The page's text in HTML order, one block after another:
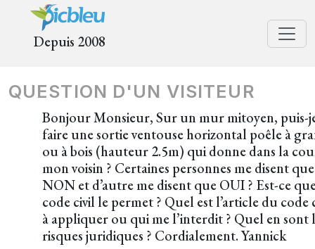
Depuis 2008
QUESTION D'UN VISITEUR
Bonjour Monsieur, Sur un mur mitoyen, puis-
faire une sortie ventouse horizontal poêle à
ou à bois (hauteur 2.5m) qui donne dans la
mon voisin ? Certaines personnes me disent que
NON et d’autre me disent que OUI ? Est-ce
code civil le permet ? Quel est l’article du code
à appliquer ou qui me l’interdit ? Quel en sont
risques juridiques ? Cordialement. Yannick